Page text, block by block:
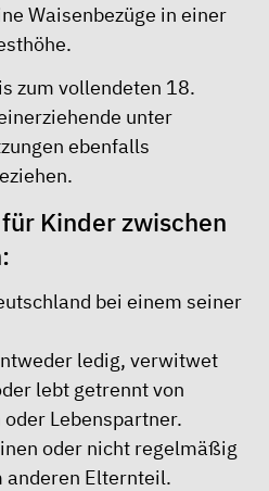
Waisenbezüge in einer
zum vollendeten 18.
unter
ebenfalls
Kinder zwischen
bei einem seiner
ledig, verwitwet
lebt getrennt von
Lebenspartner.
oder nicht regelmäßig
anderen Elternteil.